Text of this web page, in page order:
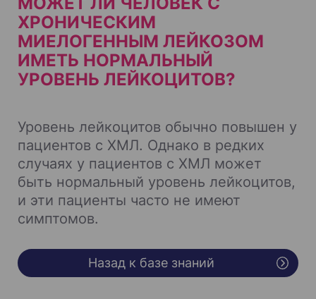
ХРОНИЧЕСКИМ
МИЕЛОГЕННЫМ ЛЕЙКОЗОМ
ИМЕТЬ НОРМАЛЬНЫЙ
УРОВЕНЬ ЛЕЙКОЦИТОВ?
Уровень лейкоцитов обычно повышен у
пациентов с ХМЛ. Однако в редких
случаях у пациентов с ХМЛ может
быть нормальный уровень лейкоцитов,
и эти пациенты часто не имеют
симптомов.
Назад к базе знаний